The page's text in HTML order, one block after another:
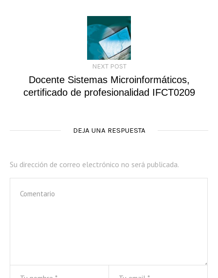
NEXT POST
Docente Sistemas Microinformáticos,
certificado de profesionalidad IFCT0209
DEJA UNA RESPUESTA
Su dirección de correo electrónico no será publicada.